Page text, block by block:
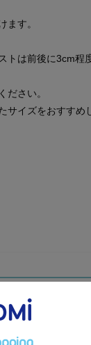
ます。
トは前後に3cm程
さい。
イズをおすすめ